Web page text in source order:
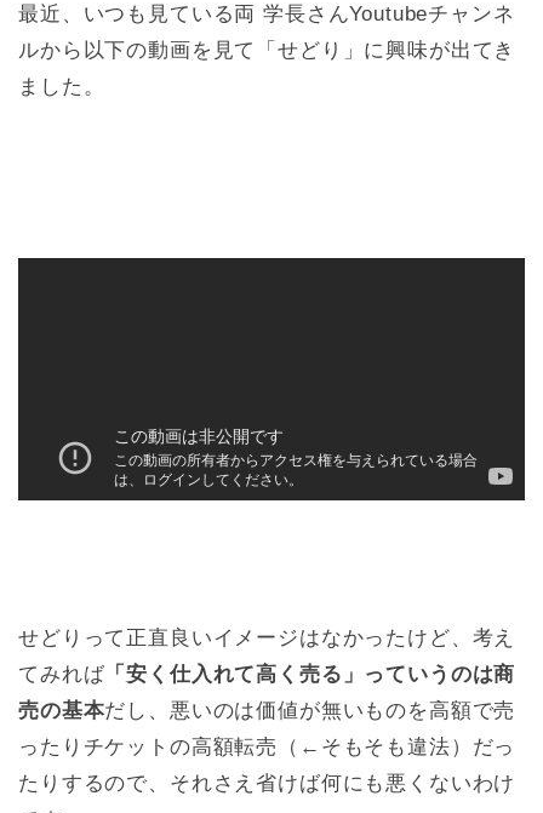
最近、いつも見ている両 学長さんYoutubeチャンネ
ルから以下の動画を見て「せどり」に興味が出てき
ました。
せどりって正直良いイメージはなかったけど、考え
てみれば「安く仕入れて高く売る」っていうのは商
売の基本だし、悪いのは価値が無いものを高額で売
ったりチケットの高額転売（←そもそも違法）だっ
たりするので、それさえ省けば何にも悪くないわけ